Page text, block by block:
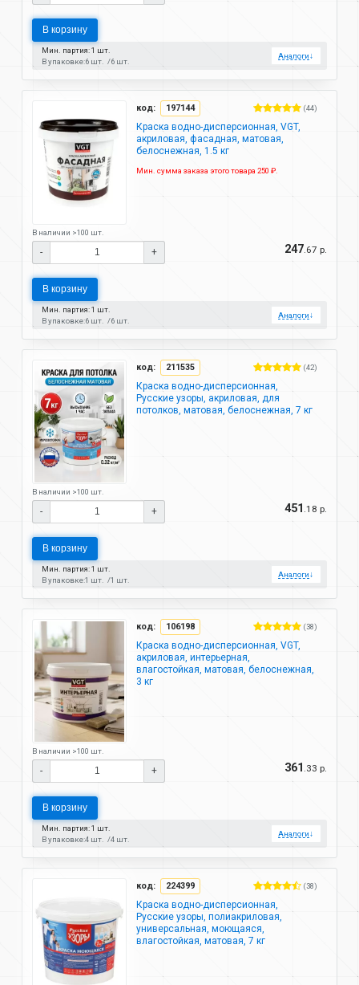
В корзину
Мин. партия: 1 шт.
В упаковке:6 шт. 6 шт.
Аналоги↓
код: 197144 (44)
Краска водно-дисперсионная, VGT,
акриловая, фасадная, матовая,
белоснежная, 1.5 кг
Мин. сумма заказа этого товара 250 ₽.
В наличии >100 шт.
- + 247.67 р.
В корзину
Мин. партия: 1 шт.
В упаковке:6 шт. 6 шт.
Аналоги↓
код: 211535 (42)
Краска водно-дисперсионная,
Русские узоры, акриловая, для
потолков, матовая, белоснежная, 7 кг
В наличии >100 шт.
- + 451 .18 р.
В корзину
Мин. партия: 1 шт.
В упаковке:1 шт. 1 шт.
Аналоги↓
код: 106198 (38)
Краска водно-дисперсионная, VGT,
акриловая, интерьерная,
влагостойкая, матовая, белоснежная,
3 кг
В наличии >100 шт.
- + 361 .33 р.
В корзину
Мин. партия: 1 шт.
В упаковке:4 шт. 4 шт.
Аналоги↓
код: 224399 (38)
Краска водно-дисперсионная,
Русские узоры, полиакриловая,
универсальная, моющаяся,
влагостойкая, матовая, 7 кг